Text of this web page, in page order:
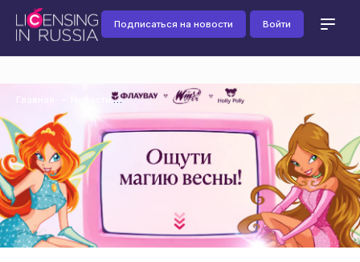
Подписаться на новости Войти
Главная